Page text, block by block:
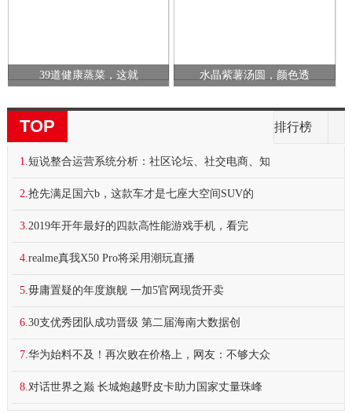
39道健康蒸菜，这就 水晶紫薯汤圆，颜色透
TOP 排行榜
1. 短说整合运营系统分析：社区论坛、社交电商、知
2. 抢先满足国六b，这款车才是七座大空间SUV的
3. 2019年开年最好的四款高性能游戏手机，看完
4. realme真我X50 Pro将采用潮玩直播
5. 毋庸置疑的年度旗舰 一加5官网现货开卖
6. ​30支优秀团队成功晋级 第二届海南大数据创
7. 华为始料不及！再次败在价格上，网友：不够大众
8. 对话世界之巅 长城炮越野皮卡助力国家丈量珠峰